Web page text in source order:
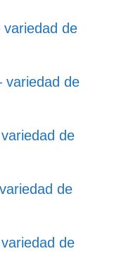
variedad de
variedad de
de
de
de